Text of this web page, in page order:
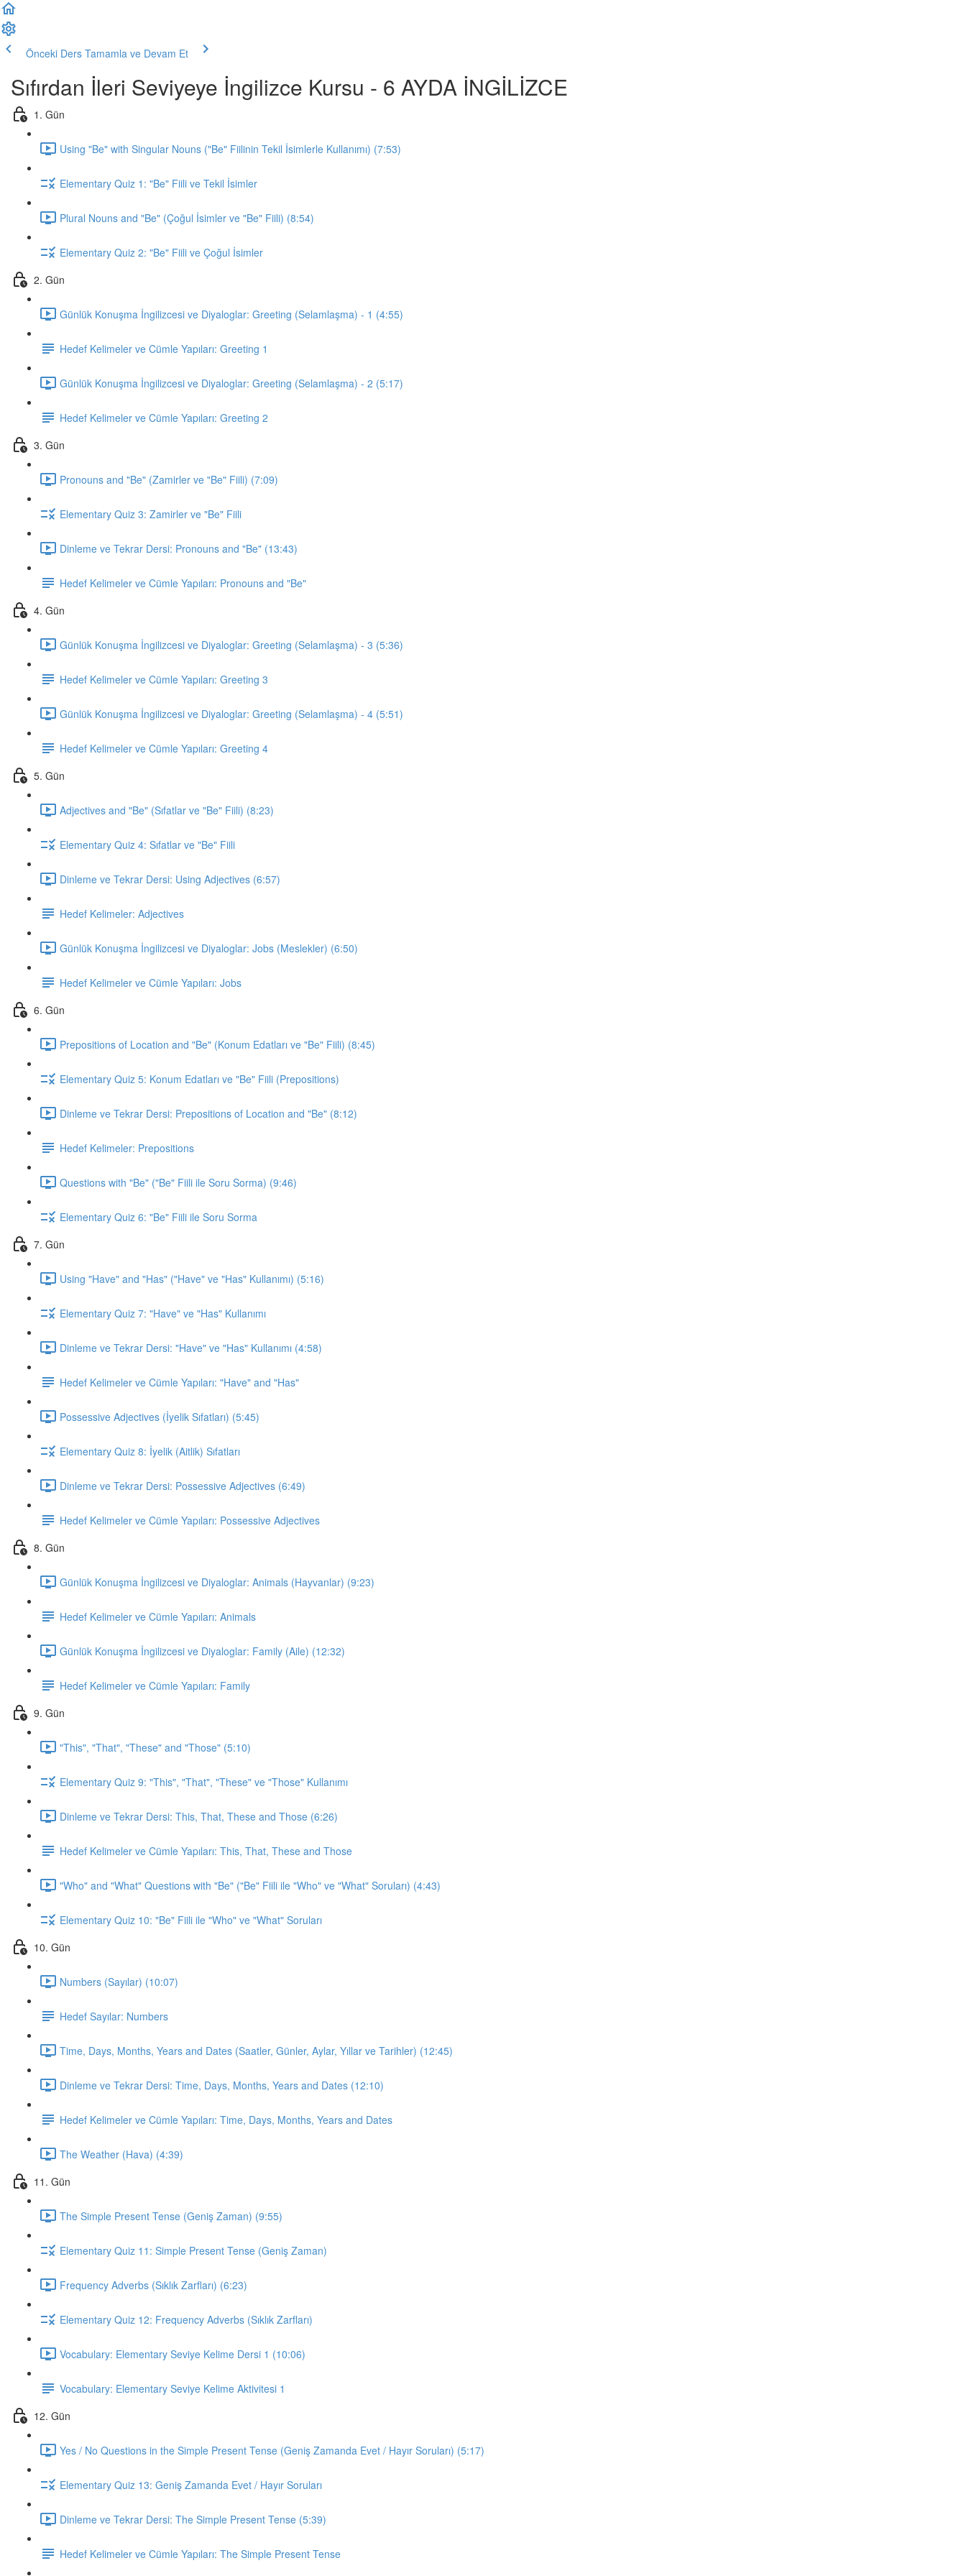
Önceki Ders Tamamla ve Devam Et
Sıfırdan İleri Seviyeye İngilizce Kursu - 6 AYDA İNGİLİZCE
1. Gün
Using "Be" with Singular Nouns ("Be" Fiilinin Tekil İsimlerle Kullanımı) (7:53)
Elementary Quiz 1: "Be" Fiili ve Tekil İsimler
Plural Nouns and "Be" (Çoğul İsimler ve "Be" Fiili) (8:54)
Elementary Quiz 2: "Be" Fiili ve Çoğul İsimler
2. Gün
Günlük Konuşma İngilizcesi ve Diyaloglar: Greeting (Selamlaşma) - 1 (4:55)
Hedef Kelimeler ve Cümle Yapıları: Greeting 1
Günlük Konuşma İngilizcesi ve Diyaloglar: Greeting (Selamlaşma) - 2 (5:17)
Hedef Kelimeler ve Cümle Yapıları: Greeting 2
3. Gün
Pronouns and "Be" (Zamirler ve "Be" Fiili) (7:09)
Elementary Quiz 3: Zamirler ve "Be" Fiili
Dinleme ve Tekrar Dersi: Pronouns and "Be" (13:43)
Hedef Kelimeler ve Cümle Yapıları: Pronouns and "Be"
4. Gün
Günlük Konuşma İngilizcesi ve Diyaloglar: Greeting (Selamlaşma) - 3 (5:36)
Hedef Kelimeler ve Cümle Yapıları: Greeting 3
Günlük Konuşma İngilizcesi ve Diyaloglar: Greeting (Selamlaşma) - 4 (5:51)
Hedef Kelimeler ve Cümle Yapıları: Greeting 4
5. Gün
Adjectives and "Be" (Sıfatlar ve "Be" Fiili) (8:23)
Elementary Quiz 4: Sıfatlar ve "Be" Fiili
Dinleme ve Tekrar Dersi: Using Adjectives (6:57)
Hedef Kelimeler: Adjectives
Günlük Konuşma İngilizcesi ve Diyaloglar: Jobs (Meslekler) (6:50)
Hedef Kelimeler ve Cümle Yapıları: Jobs
6. Gün
Prepositions of Location and "Be" (Konum Edatları ve "Be" Fiili) (8:45)
Elementary Quiz 5: Konum Edatları ve "Be" Fiili (Prepositions)
Dinleme ve Tekrar Dersi: Prepositions of Location and "Be" (8:12)
Hedef Kelimeler: Prepositions
Questions with "Be" ("Be" Fiili ile Soru Sorma) (9:46)
Elementary Quiz 6: "Be" Fiili ile Soru Sorma
7. Gün
Using "Have" and "Has" ("Have" ve "Has" Kullanımı) (5:16)
Elementary Quiz 7: "Have" ve "Has" Kullanımı
Dinleme ve Tekrar Dersi: "Have" ve "Has" Kullanımı (4:58)
Hedef Kelimeler ve Cümle Yapıları: "Have" and "Has"
Possessive Adjectives (İyelik Sıfatları) (5:45)
Elementary Quiz 8: İyelik (Aitlik) Sıfatları
Dinleme ve Tekrar Dersi: Possessive Adjectives (6:49)
Hedef Kelimeler ve Cümle Yapıları: Possessive Adjectives
8. Gün
Günlük Konuşma İngilizcesi ve Diyaloglar: Animals (Hayvanlar) (9:23)
Hedef Kelimeler ve Cümle Yapıları: Animals
Günlük Konuşma İngilizcesi ve Diyaloglar: Family (Aile) (12:32)
Hedef Kelimeler ve Cümle Yapıları: Family
9. Gün
"This", "That", "These" and "Those" (5:10)
Elementary Quiz 9: "This", "That", "These" ve "Those" Kullanımı
Dinleme ve Tekrar Dersi: This, That, These and Those (6:26)
Hedef Kelimeler ve Cümle Yapıları: This, That, These and Those
"Who" and "What" Questions with "Be" ("Be" Fiili ile "Who" ve "What" Soruları) (4:43)
Elementary Quiz 10: "Be" Fiili ile "Who" ve "What" Soruları
10. Gün
Numbers (Sayılar) (10:07)
Hedef Sayılar: Numbers
Time, Days, Months, Years and Dates (Saatler, Günler, Aylar, Yıllar ve Tarihler) (12:45)
Dinleme ve Tekrar Dersi: Time, Days, Months, Years and Dates (12:10)
Hedef Kelimeler ve Cümle Yapıları: Time, Days, Months, Years and Dates
The Weather (Hava) (4:39)
11. Gün
The Simple Present Tense (Geniş Zaman) (9:55)
Elementary Quiz 11: Simple Present Tense (Geniş Zaman)
Frequency Adverbs (Sıklık Zarfları) (6:23)
Elementary Quiz 12: Frequency Adverbs (Sıklık Zarfları)
Vocabulary: Elementary Seviye Kelime Dersi 1 (10:06)
Vocabulary: Elementary Seviye Kelime Aktivitesi 1
12. Gün
Yes / No Questions in the Simple Present Tense (Geniş Zamanda Evet / Hayır Soruları) (5:17)
Elementary Quiz 13: Geniş Zamanda Evet / Hayır Soruları
Dinleme ve Tekrar Dersi: The Simple Present Tense (5:39)
Hedef Kelimeler ve Cümle Yapıları: The Simple Present Tense